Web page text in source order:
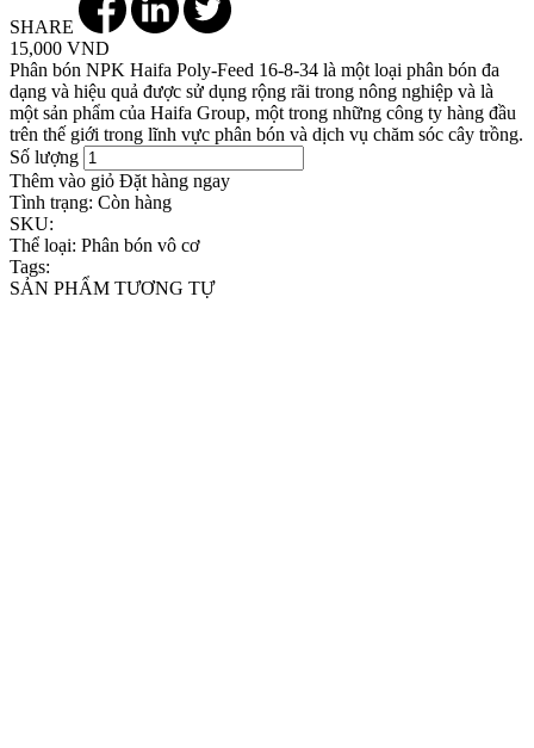
SHARE
15,000 VND
Phân bón NPK Haifa Poly-Feed 16-8-34 là một loại phân bón đa
dạng và hiệu quả được sử dụng rộng rãi trong nông nghiệp và là
một sản phẩm của Haifa Group, một trong những công ty hàng đầu
trên thế giới trong lĩnh vực phân bón và dịch vụ chăm sóc cây trồng.
Số lượng
Thêm vào giỏ Đặt hàng ngay
Tình trạng: Còn hàng
SKU:
Thể loại: Phân bón vô cơ
Tags:
SẢN PHẨM TƯƠNG TỰ